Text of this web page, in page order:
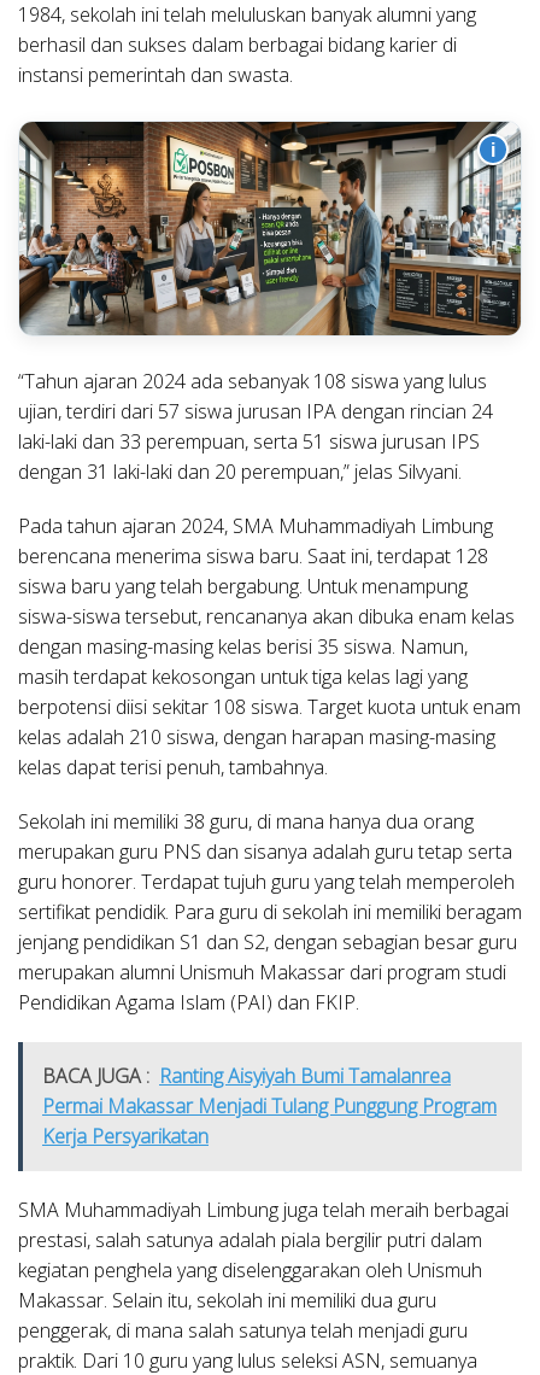
1984, sekolah ini telah meluluskan banyak alumni yang
berhasil dan sukses dalam berbagai bidang karier di
instansi pemerintah dan swasta.
i
“Tahun ajaran 2024 ada sebanyak 108 siswa yang lulus
ujian, terdiri dari 57 siswa jurusan IPA dengan rincian 24
laki-laki dan 33 perempuan, serta 51 siswa jurusan IPS
dengan 31 laki-laki dan 20 perempuan,” jelas Silvyani.
Pada tahun ajaran 2024, SMA Muhammadiyah Limbung
berencana menerima siswa baru. Saat ini, terdapat 128
siswa baru yang telah bergabung. Untuk menampung
siswa-siswa tersebut, rencananya akan dibuka enam kelas
dengan masing-masing kelas berisi 35 siswa. Namun,
masih terdapat kekosongan untuk tiga kelas lagi yang
berpotensi diisi sekitar 108 siswa. Target kuota untuk enam
kelas adalah 210 siswa, dengan harapan masing-masing
kelas dapat terisi penuh, tambahnya.
Sekolah ini memiliki 38 guru, di mana hanya dua orang
merupakan guru PNS dan sisanya adalah guru tetap serta
guru honorer. Terdapat tujuh guru yang telah memperoleh
sertifikat pendidik. Para guru di sekolah ini memiliki beragam
jenjang pendidikan S1 dan S2, dengan sebagian besar guru
merupakan alumni Unismuh Makassar dari program studi
Pendidikan Agama Islam (PAI) dan FKIP.
BACA JUGA : Ranting Aisyiyah Bumi Tamalanrea
Permai Makassar Menjadi Tulang Punggung Program
Kerja Persyarikatan
SMA Muhammadiyah Limbung juga telah meraih berbagai
prestasi, salah satunya adalah piala bergilir putri dalam
kegiatan penghela yang diselenggarakan oleh Unismuh
Makassar. Selain itu, sekolah ini memiliki dua guru
penggerak, di mana salah satunya telah menjadi guru
praktik. Dari 10 guru yang lulus seleksi ASN, semuanya